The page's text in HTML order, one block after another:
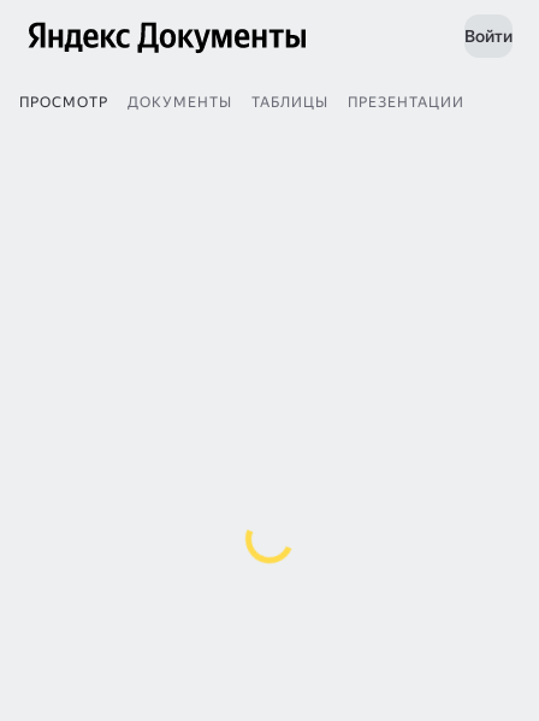
Войти
ПРОСМОТР ДОКУМЕНТЫ ТАБЛИЦЫ ПРЕЗЕНТАЦИИ